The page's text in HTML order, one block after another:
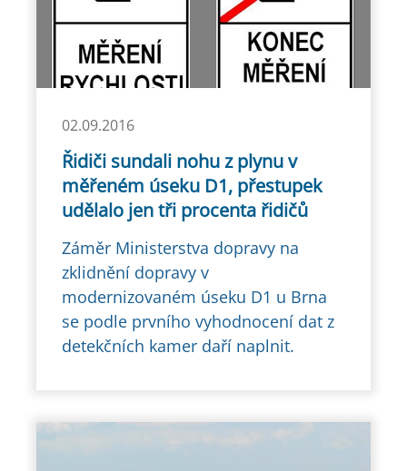
02.09.2016
Řidiči sundali nohu z plynu v
měřeném úseku D1, přestupek
udělalo jen tři procenta řidičů
Záměr Ministerstva dopravy na
zklidnění dopravy v
modernizovaném úseku D1 u Brna
se podle prvního vyhodnocení dat z
detekčních kamer daří naplnit.